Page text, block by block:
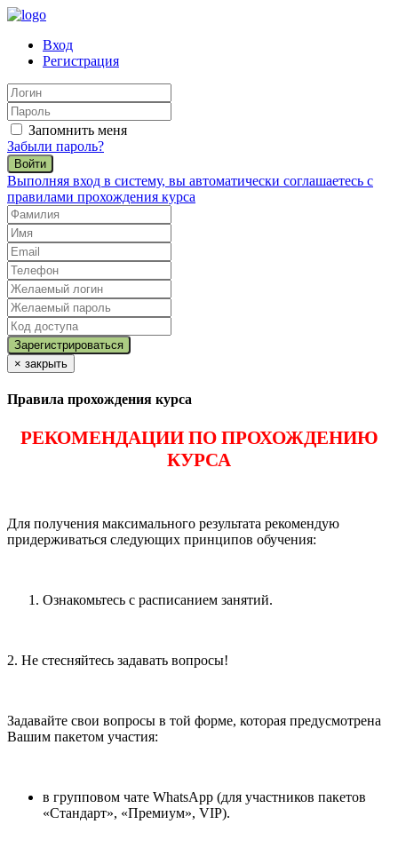
Вход
Регистрация
Запомнить меня
Забыли пароль?
Войти
Выполняя вход в систему, вы автоматически соглашаетесь с
правилами прохождения курса
× закрыть
Правила прохождения курса
РЕКОМЕНДАЦИИ ПО ПРОХОЖДЕНИЮ
КУРСА
Для получения максимального результата рекомендую
придерживаться следующих принципов обучения:
Ознакомьтесь с расписанием занятий.
2. Не стесняйтесь задавать вопросы!
Задавайте свои вопросы в той форме, которая предусмотрена
Вашим пакетом участия:
в групповом чате WhatsApp (для участников пакетов
«Стандарт», «Премиум», VIP).